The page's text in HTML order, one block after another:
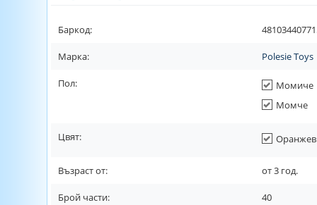
Баркод:
Марка: Polesie Toys
Пол:
Момиче
Момче
Цвят: Оранжев
Възраст от: от3 год.
Брой части: 40